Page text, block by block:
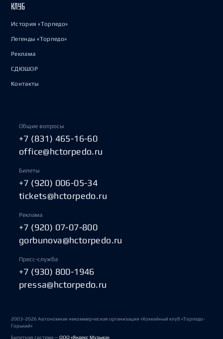
КЛУБ
История «Торпедо»
Легенды «Торпедо»
Реклама
СДЮШОР
Контакты
Общие вопросы
+7 (831) 465-16-60
office@hctorpedo.ru
Билеты
+7 (920) 006-05-34
tickets@hctorpedo.ru
Реклама
+7 (920) 07-07-800
gorbunova@hctorpedo.ru
Пресс-служба
+7 (930) 800-1946
pressa@hctorpedo.ru
2003-2026 Автономная некоммерческая организация «Хоккейный клуб «Торпедо-
Горький»
Билетная система —ООО «Яндекс Музыка»